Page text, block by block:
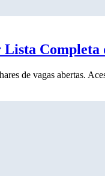
Completa
de vagas abertas.